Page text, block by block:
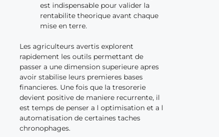
est indispensable pour valider la
rentabilite theorique avant chaque
mise en terre.
Les agriculteurs avertis explorent
rapidement les outils permettant de
passer a une dimension superieure apres
avoir stabilise leurs premieres bases
financieres. Une fois que la tresorerie
devient positive de maniere recurrente, il
est temps de penser a l optimisation et a l
automatisation de certaines taches
chronophages.